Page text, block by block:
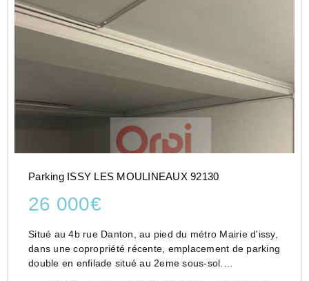
Parking ISSY LES MOULINEAUX 92130
26 000€
Situé au 4b rue Danton, au pied du métro Mairie d'issy,
dans une copropriété récente, emplacement de parking
double en enfilade situé au 2eme sous-sol.